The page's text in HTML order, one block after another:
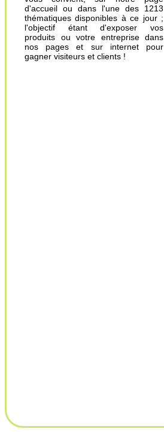
d'accueil ou dans l'une des 1213
thématiques disponibles à ce jour ;
l'objectif étant d'exposer vos
produits ou votre entreprise dans
nos pages et sur internet pour
gagner visiteurs et clients !